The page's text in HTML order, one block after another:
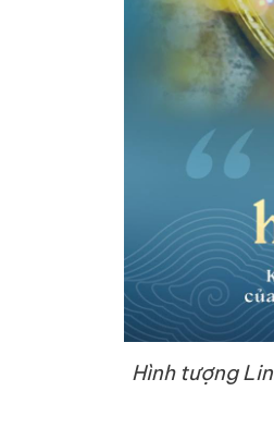
Hình tượng